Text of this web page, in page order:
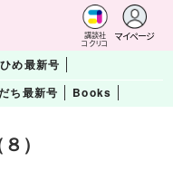
講談社
コクリコ
マイページ
め最新号
ち最新号 Books
）